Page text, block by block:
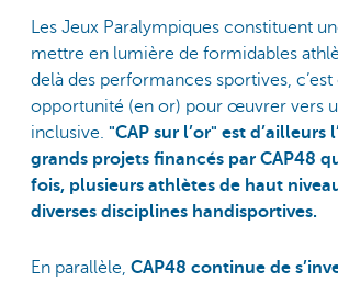
Les Jeux Paralympiques constituent
mettre en lumière de formidables
delà des performances sportives,
opportunité (en or) pour œuvrer vers
inclusive. "CAP sur l’or" est d’ailleurs
grands projets financés par CAP48
fois, plusieurs athlètes de haut
diverses disciplines handisportives.
En parallèle, CAP48 continue de